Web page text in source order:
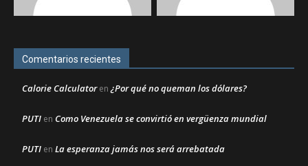
Comentarios recientes
Calorie Calculatoren¿Por qué no queman los dólares?
PUTI en Como Venezuela se convirtió en vergüenza mundial
PUTI en La esperanza jamás nos será arrebatada